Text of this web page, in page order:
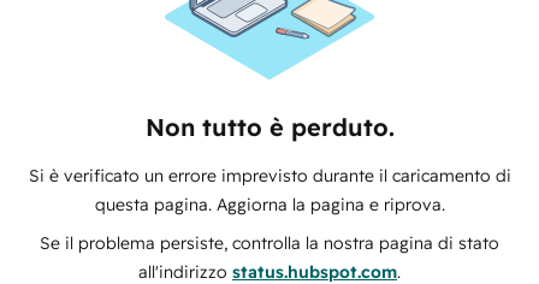
Non tutto è perduto.
Si è verificato un errore imprevisto durante il caricamento di
questa pagina. Aggiorna la pagina e riprova.
Se il problema persiste, controlla la nostra pagina di stato
all'indirizzo status.hubspot.com.